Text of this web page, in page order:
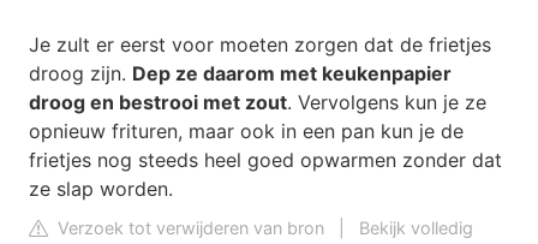
Je zult er eerst voor moeten zorgen dat de frietjes
droog zijn. Dep ze daarom met keukenpapier
droog en bestrooi met zout. Vervolgens kun je ze
opnieuw frituren, maar ook in een pan kun je de
frietjes nog steeds heel goed opwarmen zonder dat
ze slap worden.
Verzoek tot verwijderen van bron
Bekijk volledig